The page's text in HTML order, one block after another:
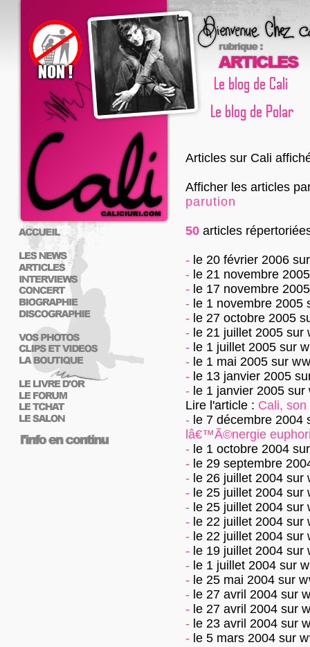
Articles sur Cali
Afficher les articles
parution
50 articles
- le 20 février 2006
- le 21 novembre 2005
- le 17 novembre 2005
- le 1 novembre 2005
- le 27 octobre 2005
- le 21 juillet 2005 sur
- le 1 juillet 2005 sur
- le 1 mai 2005 sur
- le 13 janvier 2005
- le 1 janvier 2005 sur
Lire l'article : Cali,
- le 7 décembre 2004
lâ€™Ã©nergie
- le 1 octobre 2004
- le 29 septembre
- le 26 juillet 2004 sur
- le 25 juillet 2004 sur
- le 25 juillet 2004 sur
- le 22 juillet 2004 sur
- le 22 juillet 2004 sur
- le 19 juillet 2004 sur
- le 1 juillet 2004 sur
- le 25 mai 2004 sur
- le 27 avril 2004 sur
- le 27 avril 2004 sur
- le 23 avril 2004 sur
- le 5 mars 2004 sur